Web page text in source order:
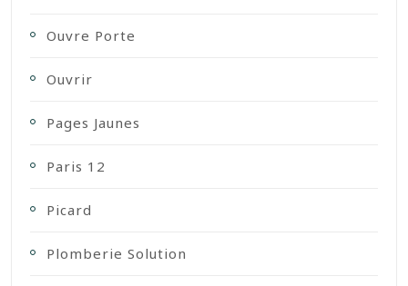
Ouvre Porte
Ouvrir
Pages Jaunes
Paris 12
Picard
Plomberie Solution